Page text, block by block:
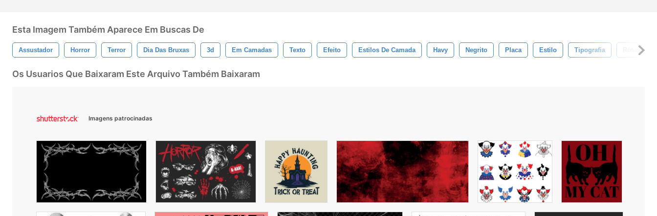
Esta Imagem Também Aparece Em Buscas De
Assustador Horror Terror Dia Das Bruxas 3d Em Camadas Texto Efeito Estilos De Camada Havy Negrito Placa Estilo Tipografia Rótulo
Os Usuarios Que Baixaram Este Arquivo Também Baixaram
Imagens patrocinadas